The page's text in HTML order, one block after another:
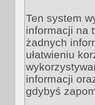
Ten system
informacji na
żadnych
ułatwieniu
informacji
gdybyś